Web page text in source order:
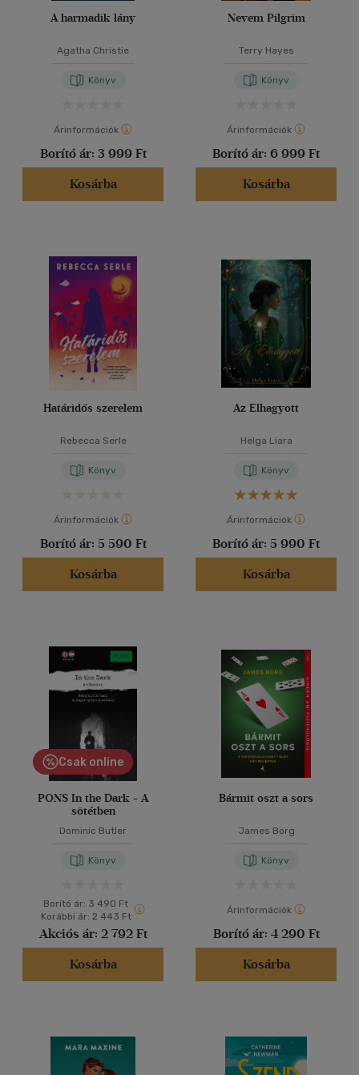
A harmadik lány
Agatha Christie
Könyv
Árinformációk
Borító ár: 3 999 Ft
Kosárba
Nevem Pilgrim
Terry Hayes
Könyv
Árinformációk
Borító ár: 6 999 Ft
Kosárba
Határidős szerelem
Rebecca Serle
Könyv
Árinformációk
Borító ár: 5 590 Ft
Kosárba
Az Elhagyott
Helga Liara
Könyv
Árinformációk
Borító ár: 5 990 Ft
Kosárba
Csak online
PONS In the Dark - A
sötétben
Dominic Butler
Könyv
Borító ár: 3 490 Ft
Korábbi ár: 2 443 Ft
Akciós ár: 2 792 Ft
Kosárba
Bármit oszt a sors
James Borg
Könyv
Árinformációk
Borító ár: 4 290 Ft
Kosárba